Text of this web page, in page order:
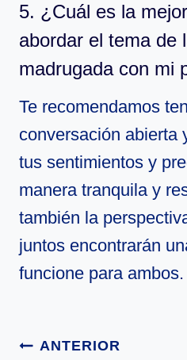
5. ¿Cuál es la
abordar el tema de
madrugada con mi
Te recomendamos
conversación abierta
tus sentimientos y
manera tranquila y
también la
juntos encontrarán
funcione para ambos.
Navegación
ANTERIOR